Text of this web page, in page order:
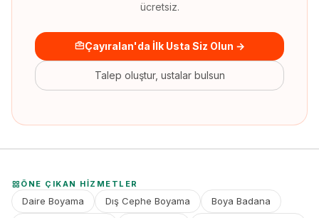
ücretsiz.
Çayıralan'da İlk Usta Siz Olun →
Talep oluştur, ustalar bulsun
ÖNE ÇIKAN HIZMETLER
Daire Boyama Dış Cephe Boyama Boya Badana